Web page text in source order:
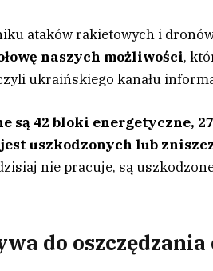
ataków rakietowych i
naszych możliwości,
ukraińskiego kanału
są 42 bloki energetyczne,
uszkodzonych lub
nie pracuje, są
do